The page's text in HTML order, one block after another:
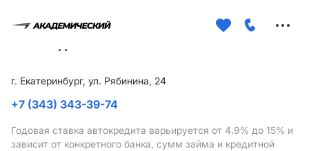
г. Екатеринбург, ул. Рябинина, 24
+7 (343) 343-39-74
Годовая ставка автокредита варьируется от 4.9% до 15% и
зависит от конкретного банка, сумм займа и кредитной